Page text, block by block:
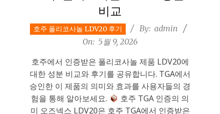
비교
2026-
05-
호주 폴리코사놀 LDV20 후기 By: admin
On: 5월 9, 2026
호주에서 인증받은 폴리코사놀 제품 LDV20에
대한 성분 비교와 후기를 공유합니다. TGA에서
승인한 이 제품의 의미와 효과를 사용자들의 경
험을 통해 알아보세요.
호주 TGA 인증의 의
미 오즈넥스 LDV20은 호주 TGA에서 인증받은